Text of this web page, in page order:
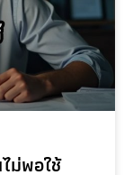
ม่พอใช้